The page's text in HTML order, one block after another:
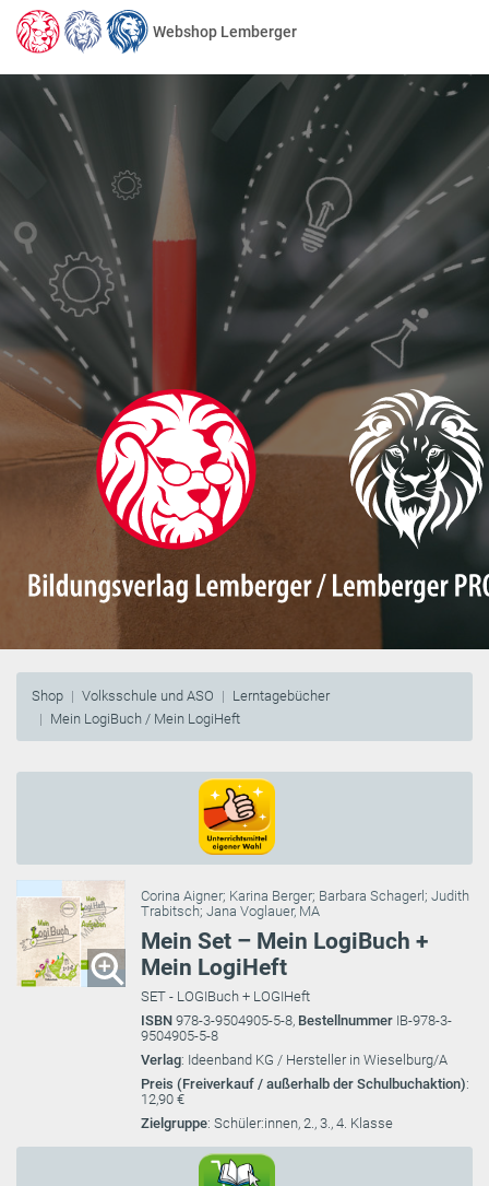
Webshop Lemberger
Shop Volksschule und ASO
Lerntagebücher
Mein LogiBuch / Mein LogiHeft
Corina Aigner; Karina Berger; Barbara Schagerl; Judith
Trabitsch; Jana Voglauer, MA
Mein Set – Mein LogiBuch +
Mein LogiHeft
SET - LOGIBuch + LOGIHeft
ISBN 978-3-9504905-5-8, Bestellnummer IB-978-3-
9504905-5-8
Verlag: Ideenband KG / Hersteller in Wieselburg/A
Preis (Freiverkauf / außerhalb der Schulbuchaktion):
12,90 €
Zielgruppe: Schüler:innen, 2., 3., 4. Klasse